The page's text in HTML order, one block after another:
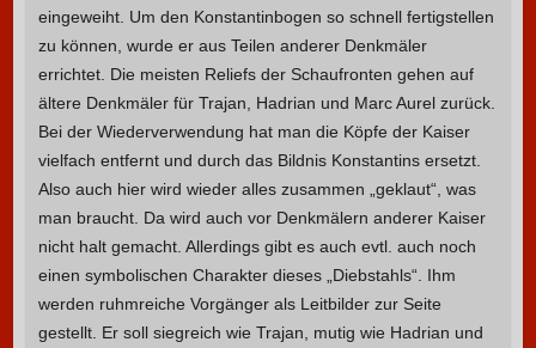
eingeweiht. Um den Konstantinbogen so schnell fertigstellen
zu können, wurde er aus Teilen anderer Denkmäler
errichtet. Die meisten Reliefs der Schaufronten gehen auf
ältere Denkmäler für Trajan, Hadrian und Marc Aurel zurück.
Bei der Wiederverwendung hat man die Köpfe der Kaiser
vielfach entfernt und durch das Bildnis Konstantins ersetzt.
Also auch hier wird wieder alles zusammen „geklaut“, was
man braucht. Da wird auch vor Denkmälern anderer Kaiser
nicht halt gemacht. Allerdings gibt es auch evtl. auch noch
einen symbolischen Charakter dieses „Diebstahls“. Ihm
werden ruhmreiche Vorgänger als Leitbilder zur Seite
gestellt. Er soll siegreich wie Trajan, mutig wie Hadrian und